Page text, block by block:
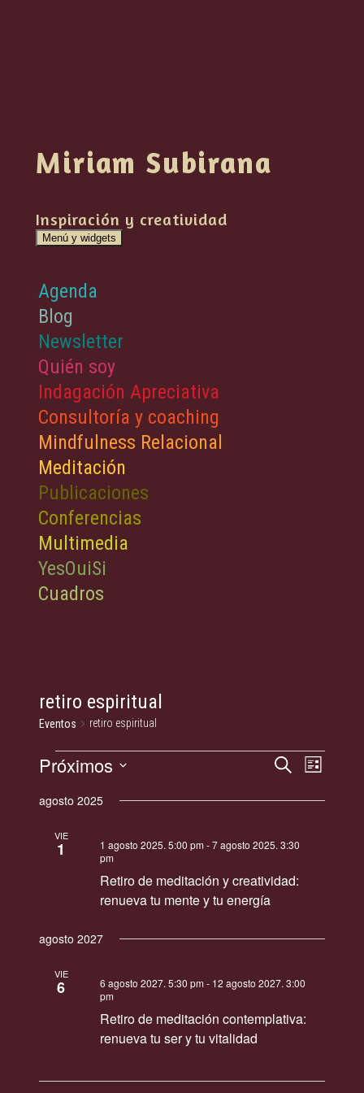
Miriam Subirana
Inspiración y creatividad
Menú y widgets
Agenda
Blog
Newsletter
Quién soy
Indagación Apreciativa
Consultoría y coaching
Mindfulness Relacional
Meditación
Publicaciones
Conferencias
Multimedia
YesOuiSi
Cuadros
retiro espiritual
Eventos retiro espiritual
Eventos
Navegación
vistas
de
Buscar
vistas
Lista
Próximos
la
agosto 2025
VIE
1
Retiro de meditación y creatividad:
renueva tu mente y tu energía
1 agosto 2025. 5:00 pm -7 agosto 2025. 3:30
pm
agosto 2027
VIE
6
Retiro de meditación contemplativa:
renueva tu ser y tu vitalidad
6 agosto 2027. 5:30 pm - 12 agosto 2027. 3:00
pm